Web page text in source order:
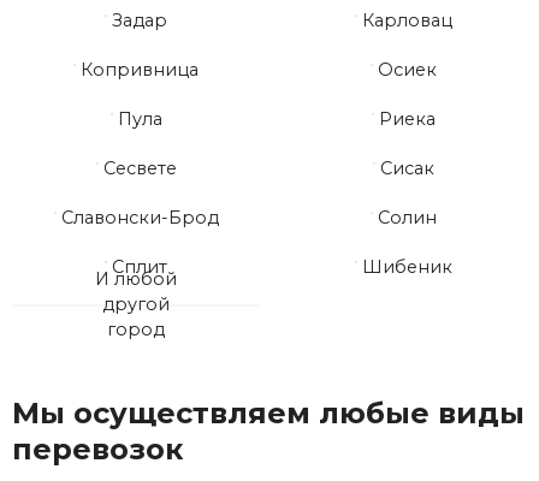
Задар Карловац
Копривница Осиек
Пула Риека
Сесвете Сисак
Славонски-Брод Солин
Сплит Шибеник
И любой
другой
город
Мы осуществляем любые виды
перевозок